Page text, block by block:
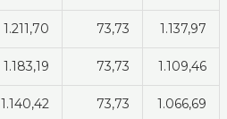
1.211,70 73,73 1.137,97
1.183,19 73,73 1.109,46
1.140,42 73,73 1.066,69